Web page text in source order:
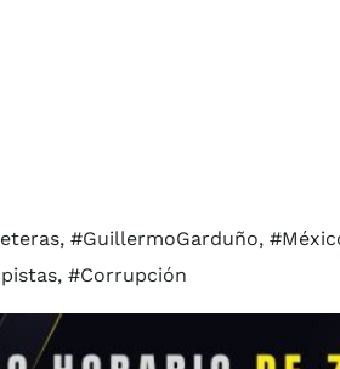
#GuillermoGarduño,
#Corrupción